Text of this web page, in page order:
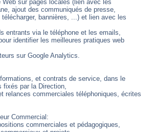
sur pages locales (lien avec les
ajout des communiqués de presse,
bannières, ...) et lien avec les
entrants via le téléphone et les emails,
identifier les meilleures pratiques web
sur Google Analytics.
et contrats de service, dans le
fixés par la Direction,
relances commerciales téléphoniques, écrites
Commercial:
commerciales et pédagogiques,